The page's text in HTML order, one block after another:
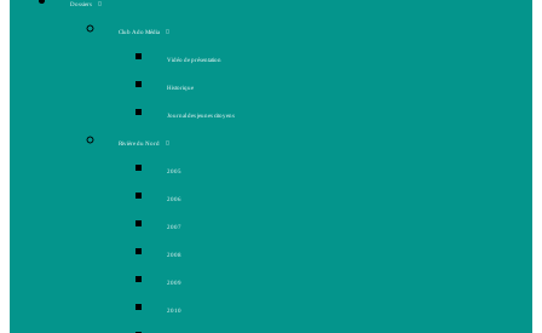
Dossiers
Club Ado Média
Vidéo de présentation
Historique
Journal des jeunes citoyens
Rivière du Nord
2005
2006
2007
2008
2009
2010